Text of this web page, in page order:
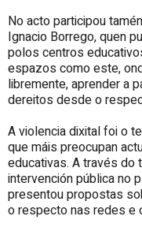
No acto participou
Ignacio Borrego, quen
polos centros
espazos como este,
libremente, aprender a
dereitos desde o
A violencia dixital foi o
que máis preocupan
educativas. A través do
intervención pública no
presentou propostas
o respecto nas redes e